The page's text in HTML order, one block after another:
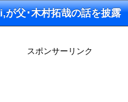
が父･木村拓哉の話を披露
スポンサーリンク